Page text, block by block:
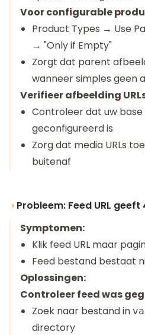
Voor configurable
Product Types → Use
→ "Only if Empty"
Zorgt dat parent
wanneer simples geen
Verifieer afbeelding
Controleer dat uw base
geconfigureerd is
Zorg dat media URLs
buitenaf
Probleem: Feed URL geeft
Symptomen:
Klik feed URL maar
Feed bestand bestaat
Oplossingen:
Controleer feed was
Zoek naar bestand in
directory